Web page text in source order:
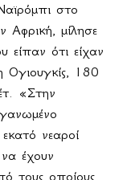
στο
Αφρική, μίλησε
είπαν ότι είχαν
Ογιουγκίς, 180
«Στην
νεαροί
έχουν
τους οποίους